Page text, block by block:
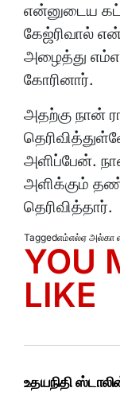
என்னுடைய
கேஜ்ரிவால்
அழைத்து
கோரினார்.
அதற்கு நான்
அளிப்பேன்.
அளிக்கும்
தெரிவித்தார்.
Taggedஎம்எல்ஏ அல்கா
YOU
LIKE
உதயநிதி